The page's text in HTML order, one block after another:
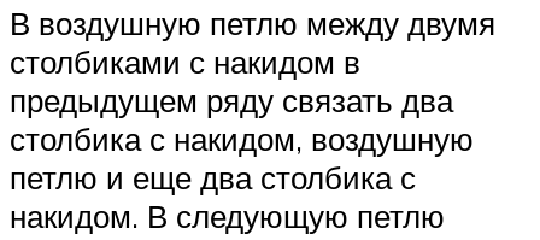
В воздушную петлю между двумя
столбиками с накидом в
предыдущем ряду связать два
столбика с накидом, воздушную
петлю и еще два столбика с
накидом. В следующую петлю